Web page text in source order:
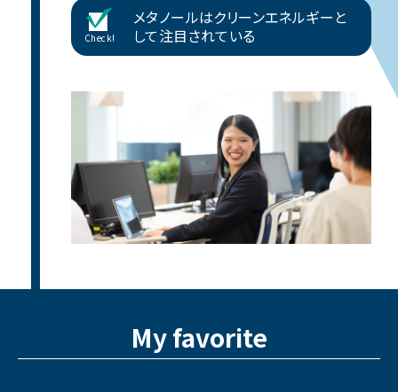
Check!
メタノールはクリーンエネルギーと
して注目されている
My favorite